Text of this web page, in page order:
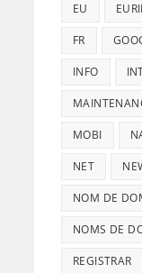
EU
FR
INFO
MOBI
NET
NOM DE
NOMS DE
REGISTRAR